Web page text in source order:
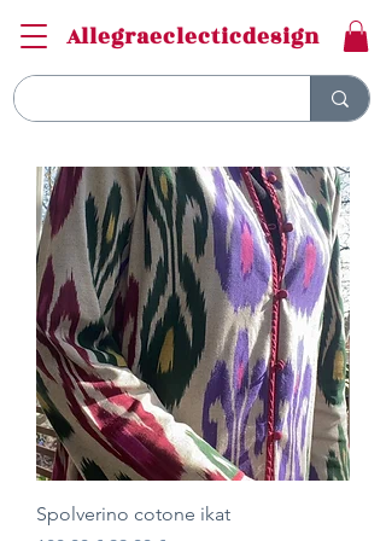
Allegraeclecticdesign
Spolverino cotone ikat